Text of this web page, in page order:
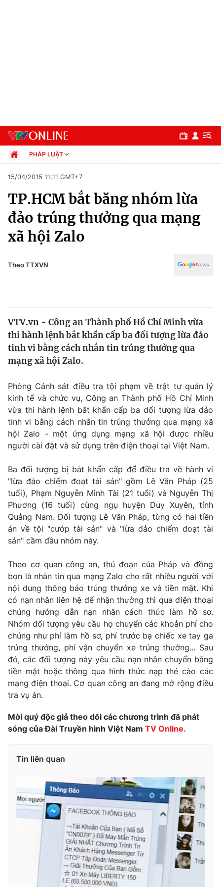
Chuyên mục
Chính trị
Thế giới
Tin tức
Câu chuyện quốc tế
Kinh tế
Tài chính
Thị trường
Góc doanh nghiệp
Dữ liệu và đời sống
Truyền hình
Phim VTV
Hậu trường
Nhân vật
Khán giả
Giải sao mai
Điện ảnh
Âm nhạc
Sao
Đời sống
Du lịch
Làm đẹp
Chất lượng cuộc sống
Giáo dục
Tuyển sinh
Công nghệ
Hitech Công nghệ tương lai
Sản phẩm
Thị trường
Tư vấn
Giao lưu trực tuyến
Lịch phát sóng
Chuyên mục khác
Emagazine Podcast
Photo Infographic
Thị trường 24h Tấm lòng Việt
Vươn mình bằng AI
VTV8
Liên hệ tòa soạn English
PHÁP LUẬT
Xã hội
Pháp luật
Thể thao
Truyền hình
Văn hóa - Giải trí
15/04/2015 11:11 GMT+7
TP.HCM bắt băng nhóm lừa
đảo trúng thưởng qua mạng
xã hội Zalo
Theo TTXVN
VTV.vn - Công an Thành phố Hồ Chí Minh vừa
thi hành lệnh bắt khẩn cấp ba đối tượng lừa đảo
tinh vi bằng cách nhắn tin trúng thưởng qua
mạng xã hội Zalo.
Phòng Cảnh sát điều tra tội phạm về trật tự quản lý
kinh tế và chức vụ, Công an Thành phố Hồ Chí Minh
vừa thi hành lệnh bắt khẩn cấp ba đối tượng lừa đảo
tinh vi bằng cách nhắn tin trúng thưởng qua mạng xã
hội Zalo - một ứng dụng mạng xã hội được nhiều
người cài đặt và sử dụng trên điện thoại tại Việt Nam.
Ba đối tượng bị bắt khẩn cấp để điều tra về hành vi
"lừa đảo chiếm đoạt tài sản" gồm Lê Văn Pháp (25
tuổi), Phạm Nguyễn Minh Tài (21 tuổi) và Nguyễn Thị
Phương (16 tuổi) cùng ngụ huyện Duy Xuyên, tỉnh
Quảng Nam. Đối tượng Lê Văn Pháp, từng có hai tiền
án về tội "cướp tài sản" và "lừa đảo chiếm đoạt tài
sản" cầm đầu nhóm này.
Theo cơ quan công an, thủ đoạn của Pháp và đồng
bọn là nhắn tin qua mạng Zalo cho rất nhiều người với
nội dung thông báo trúng thưởng xe và tiền mặt. Khi
có nạn nhân liên hệ để nhận thưởng thì qua điện thoại
chúng hướng dẫn nạn nhân cách thức làm hồ sơ.
Nhóm đối tượng yêu cầu họ chuyển các khoản phí cho
chúng như phí làm hồ sơ, phí trước bạ chiếc xe tay ga
trúng thưởng, phí vận chuyển xe trúng thưởng... Sau
đó, các đối tượng này yêu cầu nạn nhân chuyển bằng
tiền mặt hoặc thông qua hình thức nạp thẻ cào các
mạng điện thoại. Cơ quan công an đang mở rộng điều
tra vụ án.
Mời quý độc giả theo dõi các chương trình đã phát
sóng của Đài Truyền hình Việt Nam TV Online.
Tin liên quan